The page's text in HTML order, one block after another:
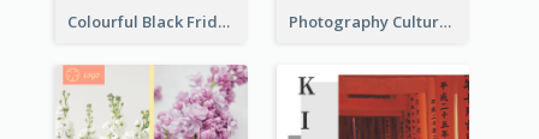
Colourful Black Friday And Cyber Monday Flayer With Decorations Photography Cultural Travelling Flyer